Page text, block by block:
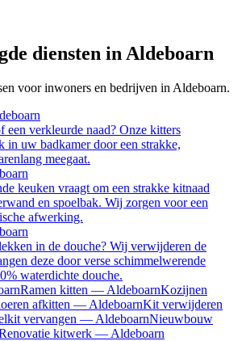
diensten in Aldeboarn
voor inwoners en bedrijven in Aldeboarn.
een verkleurde naad? Onze kitters
in uw badkamer door een strakke,
meegaat.
keuken vraagt om een strakke kitnaad
en spoelbak. Wij zorgen voor een
afwerking.
in de douche? Wij verwijderen de
deze door verse schimmelwerende
waterdichte douche.
Ramen kitten — AldeboarnKozijnen
afkitten — AldeboarnKit verwijderen
vervangen — AldeboarnNieuwbouw
kitwerk — Aldeboarn